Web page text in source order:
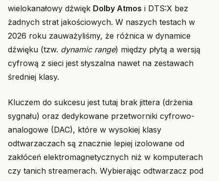
wielokanałowy dźwięk Dolby Atmos i DTS:X bez
żadnych strat jakościowych. W naszych testach w
2026 roku zauważyliśmy, że różnica w dynamice
dźwięku (tzw. dynamic range) między płytą a wersją
cyfrową z sieci jest słyszalna nawet na zestawach
średniej klasy.
Kluczem do sukcesu jest tutaj brak jittera (drżenia
sygnału) oraz dedykowane przetworniki cyfrowo-
analogowe (DAC), które w wysokiej klasy
odtwarzaczach są znacznie lepiej izolowane od
zakłóceń elektromagnetycznych niż w komputerach
czy tanich streamerach. Wybierając odtwarzacz pod